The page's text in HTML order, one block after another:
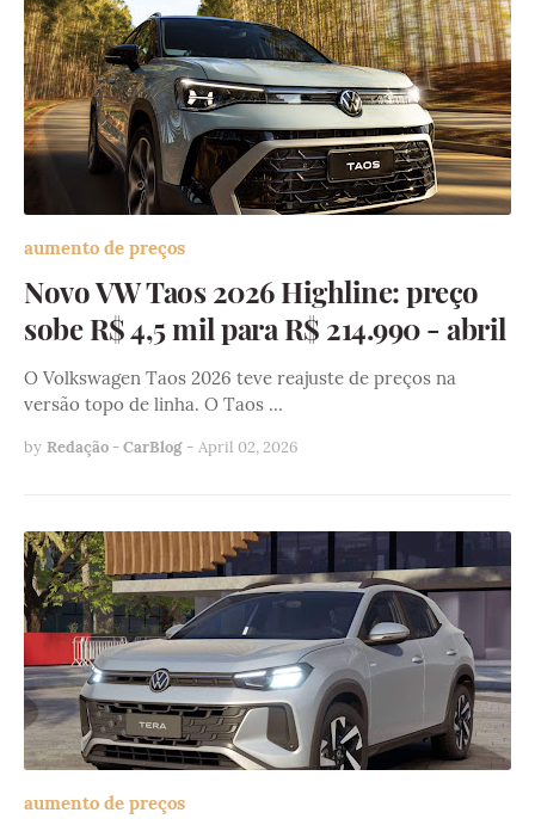
aumento de preços
Novo VW Taos 2026 Highline: preço
sobe R$ 4,5 mil para R$ 214.990 - abril
O Volkswagen Taos 2026 teve reajuste de preços na
versão topo de linha. O Taos …
by Redação - CarBlog - April 02, 2026
aumento de preços